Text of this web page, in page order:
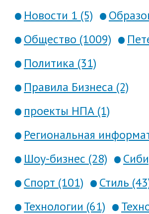
Новости 1 (5)
Общество (1009)
Политика (31)
Правила Бизнеса (2)
проекты НПА (1)
Региональная
Шоу-бизнес (28)
Спорт (101)
Стиль
Технологии (61)